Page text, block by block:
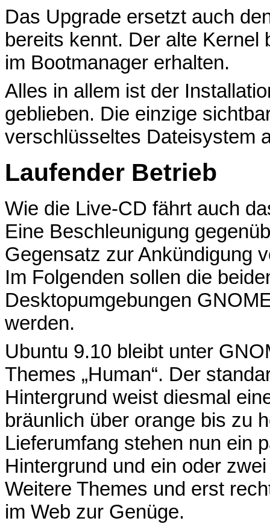
Das Upgrade ersetzt auch
bereits kennt. Der alte Kernel
im Bootmanager erhalten.
Alles in allem ist der
geblieben. Die einzige
verschlüsseltes Dateisystem
Laufender Betrieb
Wie die Live-CD fährt auch
Eine Beschleunigung
Gegensatz zur Ankündigung
Im Folgenden sollen die
Desktopumgebungen
werden.
Ubuntu 9.10 bleibt unter
Themes „Human“. Der
Hintergrund weist diesmal
bräunlich über orange bis zu
Lieferumfang stehen nun ein
Hintergrund und ein oder
Weitere Themes und erst
im Web zur Genüge.